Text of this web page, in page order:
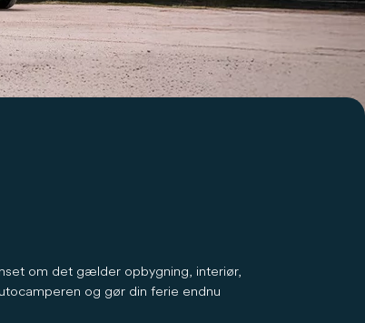
om det gælder opbygning, interiør,
og gør din ferie endnu